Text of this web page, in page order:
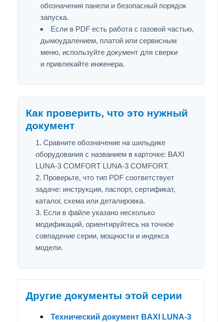
обозначения панели и безопасный порядок
запуска.
Если в PDF есть работа с газовой частью,
дымоудалением, платой или сервисным
меню, используйте документ для сверки
и привлекайте инженера.
Как проверить, что это нужный
документ
Сравните обозначение на шильдике
оборудования с названием в карточке: BAXI
LUNA-3 COMFORT LUNA-3 COMFORT.
Проверьте, что тип PDF соответствует
задаче: инструкция, паспорт, сертификат,
каталог, схема или деталировка.
Если в файле указано несколько
модификаций, ориентируйтесь на точное
совпадение серии, мощности и индекса
модели.
Другие документы этой серии
Технический документ BAXI LUNA-3